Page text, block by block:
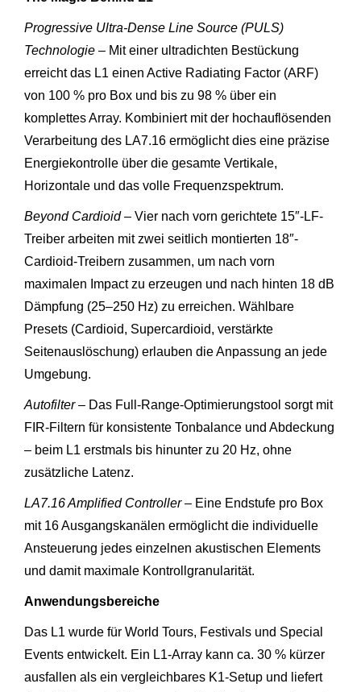
Progressive Ultra-Dense Line Source (PULS)
Technologie – Mit einer ultradichten Bestückung
erreicht das L1 einen Active Radiating Factor (ARF)
von 100 % pro Box und bis zu 98 % über ein
komplettes Array. Kombiniert mit der hochauflösenden
Verarbeitung des LA7.16 ermöglicht dies eine präzise
Energiekontrolle über die gesamte Vertikale,
Horizontale und das volle Frequenzspektrum.
Beyond Cardioid– Vier nach vorn gerichtete 15″-LF-
Treiber arbeiten mit zwei seitlich montierten 18″-
Cardioid-Treibern zusammen, um nach vorn
maximalen Impact zu erzeugen und nach hinten 18 dB
Dämpfung (25–250 Hz) zu erreichen. Wählbare
Presets (Cardioid, Supercardioid, verstärkte
Seitenauslöschung) erlauben die Anpassung an jede
Umgebung.
Autofilter– Das Full-Range-Optimierungstool sorgt mit
FIR-Filtern für konsistente Tonbalance und Abdeckung
– beim L1 erstmals bis hinunter zu 20 Hz, ohne
zusätzliche Latenz.
LA7.16 Amplified Controller– Eine Endstufe pro Box
mit 16 Ausgangskanälen ermöglicht die individuelle
Ansteuerung jedes einzelnen akustischen Elements
und damit maximale Kontrollgranularität.
Anwendungsbereiche
Das L1 wurde für World Tours, Festivals und Special
Events entwickelt. Ein L1-Array kann ca. 30 % kürzer
ausfallen als ein vergleichbares K1-Setup und liefert